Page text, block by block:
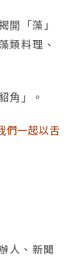
開「藻」
類料理、
角」。
們一起以舌
人、新聞